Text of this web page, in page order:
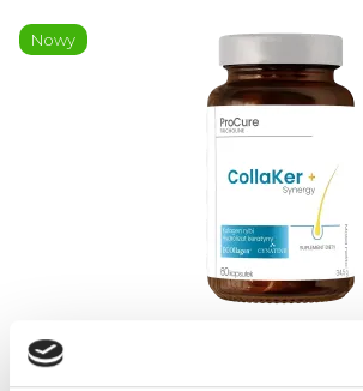
Pro Cure Tricholine Colaker + Cu
Nowy